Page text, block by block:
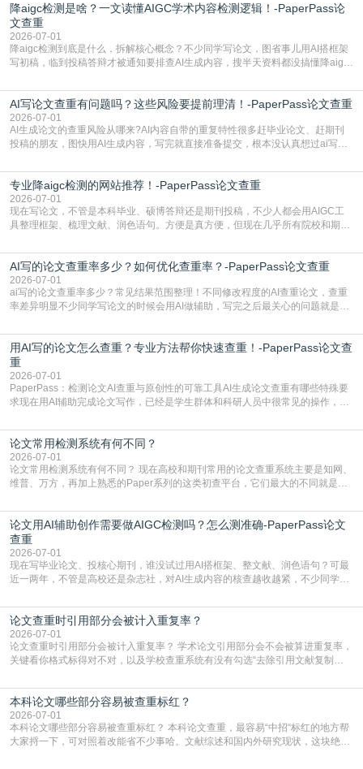
降aigc检测是啥？一文读懂AIGC学术内容检测逻辑！-PaperPass论
文查重
2026-07-01
降aigc检测到底是什么，拆解核心概念？不少同学写论文，图省事儿用AI搭框架
写初稿，临到投稿答辩才被通知要排查AI生成内容，搜半天资料都没搞懂降aigc
怕是已经入行的科研人员，不少人也搞不清降aigc检测是啥，对相关要求摸不
准。其实，降aigc检测是伴随AIGC工具在学术领域普及诞生的新需求，核心是为
了满足现在高校、期刊对AI生
AI写论文查重有问题吗？这些风险要提前理清！-PaperPass论文查重
2026-07-01
AI生成论文的查重风险从哪来?AI内容自带的重复特性很多赶毕业论文、赶期刊
投稿的朋友，图快用AI生成内容，写完就直接准备提交，根本没认真想过ai写论
自带不可忽视的查重风险。AI训练依赖海量公开的文本数据，生成内容本质是基
于训练数据的概率拼接，不是从零开始的原创创作。生成过程中，很容易复用已
有的高频公共表述，甚至直接拼接已经公开
专业降aigc检测的网站推荐！-PaperPass论文查重
2026-07-01
现在写论文，不管是本科毕业、硕博答辩还是期刊投稿，不少人都会用AIGC工
具整理框架、梳理文献、润色语句。方便是真方便，但现在几乎所有院校和期刊
五遍还是过不了预检测的大有人在，这时候，找到靠谱的降AIGC检测率的网
站，就能少走好多弯路。PaperPass：守护学术原创性的智能伙伴AIGC生成内
容的学术合规痛点去年帮一个本科师弟改
AI写的论文查重率多少？如何优化查重率？-PaperPass论文查重
2026-07-01
ai写的论文查重率多少？常见结果范围整理！不同修改程度的AI查重论文，查重
率差异明显不少同学写论文的时候会用AI做辅助，写完之后最关心的问题就是ai
实际情况和大家想的不太一样。AI训练依赖海量公开学术文献、网络内容，生成
内容本质是按照语义概率拼接已有内容，很容易和已发布的作品撞重复，甚至会
直接引用整段已有内容，所以查重率偏高是
用AI写的论文怎么查重？专业方法帮你快速查重！-PaperPass论文查
重
2026-07-01
PaperPass：检测论文AI查重与原创性的可靠工具AI生成论文查重有哪些特殊要
求现在用AI辅助完成论文写作，已经是学生群体和科研人员中很常见的操作，不
但很多人忽略了，AI生成的内容天生带有重复风险——训练AI的数据集本身就包
含大量已公开的学术内容、网络原创内容，AI输出内容时很容易无意识拼接出重
复片
论文常用检测系统有何不同？
2026-07-01
论文常用检测系统有何不同？ 现在高校和期刊常用的论文查重系统主要是知网、
维普、万方，再加上熟悉的Paper系列的这类初查平台，它们最大的不同就是数
查数值误导。知网（CNKI）是学校定稿检测的绝对主流。本科用PMLC，含大学
生联合比对库，能比历届学长论文，硕博用VIP/TMLC，含学术论文联合比对
库，期刊投稿用AMLMC/SML
论文用AI辅助创作需要做AIGC检测吗？怎么测准确-PaperPass论文
查重
2026-07-01
现在写毕业论文、投核心期刊，谁没试过用AI搭框架、整文献、润色语句？可最
近一两年，不管是高校还是杂志社，对AI生成内容的核查越收越紧，不少同学投
真的太亏。提前做AIGC检测，已经成了很多过来人交稿前必做的一步。为什么
AIGC检测成了论文答辩投稿前的必备项？可能还有不少人觉得，我就用AI搭了个
框架，内容都是自己写的，至于做AIG
论文查重时引用部分会被计入重复率？
2026-07-01
论文查重时引用部分会被计入重复率？ 学术论文引用部分会不会被算进重复率，
关键看你格式标得对不对，以及学校查重系统有没有勾选“去除引用文献复制
独占一行，每条文献用[1][2]方括号编号、与正文一一对应，著录项符合GB/T
7714（作者、题名、刊名、年、卷期、页码齐全，标点用半角）；查重系统识别
成功后通常把这段标为引用，
本科论文哪些部分容易被查重标红？
2026-07-01
本科论文哪些部分容易被查重标红？ 本科论文查重，最容易“中招“标红的地方帮
大家捋一下，可对照着改能省不少事哈。文献综述和国内外研究现状，这块绝对